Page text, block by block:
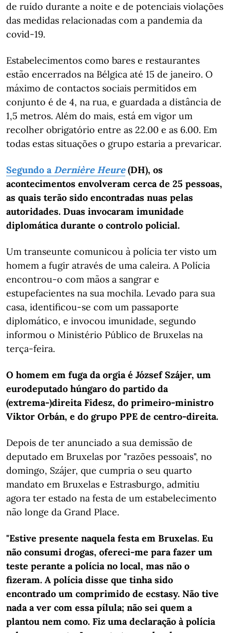
de ruído durante a noite e de potenciais violações
das medidas relacionadas com a pandemia da
covid-19.
Estabelecimentos como bares e restaurantes
estão encerrados na Bélgica até 15 de janeiro. O
máximo de contactos sociais permitidos em
conjunto é de 4, na rua, e guardada a distância de
1,5 metros. Além do mais, está em vigor um
recolher obrigatório entre as 22.00 e as 6.00. Em
todas estas situações o grupo estaria a prevaricar.
Segundo a Dernière Heure(DH), os
acontecimentos envolveram cerca de 25 pessoas,
as quais terão sido encontradas nuas pelas
autoridades. Duas invocaram imunidade
diplomática durante o controlo policial.
Um transeunte comunicou à polícia ter visto um
homem a fugir através de uma caleira. A Polícia
encontrou-o com mãos a sangrar e
estupefacientes na sua mochila. Levado para sua
casa, identificou-se com um passaporte
diplomático, e invocou imunidade, segundo
informou o Ministério Público de Bruxelas na
terça-feira.
O homem em fuga da orgia é József Szájer, um
eurodeputado húngaro do partido da
(extrema-)direita Fidesz, do primeiro-ministro
Viktor Orbán, e do grupo PPE de centro-direita.
Depois de ter anunciado a sua demissão de
deputado em Bruxelas por "razões pessoais", no
domingo, Szájer, que cumpria o seu quarto
mandato em Bruxelas e Estrasburgo, admitiu
agora ter estado na festa de um estabelecimento
não longe da Grand Place.
"Estive presente naquela festa em Bruxelas. Eu
não consumi drogas, ofereci-me para fazer um
teste perante a polícia no local, mas não o
fizeram. A polícia disse que tinha sido
encontrado um comprimido de ecstasy. Não tive
nada a ver com essa pílula; não sei quem a
plantou nem como. Fiz uma declaração à polícia